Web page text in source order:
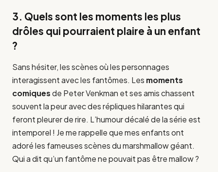
3. Quels sont les moments les plus
drôles qui pourraient plaire à un enfant
?
Sans hésiter, les scènes où les personnages
interagissent avec les fantômes. Les moments
comiquesde Peter Venkman et ses amis chassent
souvent la peur avec des répliques hilarantes qui
feront pleurer de rire. L’humour décalé de la série est
intemporel ! Je me rappelle que mes enfants ont
adoré les fameuses scènes du marshmallow géant.
Qui a dit qu’un fantôme ne pouvait pas être mallow ?